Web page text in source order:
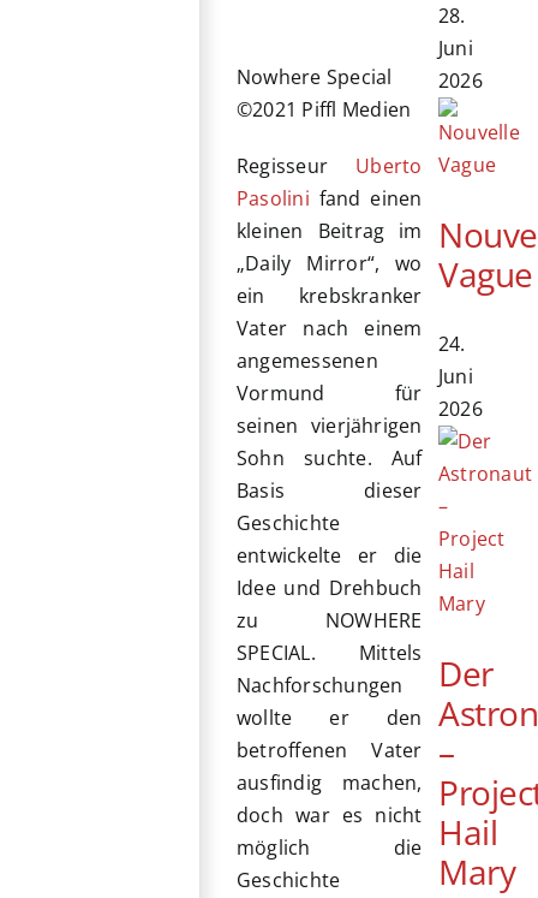
Nowhere Special
©2021 Piffl Medien
Regisseur Uberto
Pasolini fand einen
kleinen Beitrag im
„Daily Mirror“, wo
ein krebskranker
Vater nach einem
angemessenen
Vormund für
seinen vierjährigen
Sohn suchte. Auf
Basis dieser
Geschichte
entwickelte er die
Idee und Drehbuch
zu NOWHERE
SPECIAL. Mittels
Nachforschungen
wollte er den
betroffenen Vater
ausfindig machen,
doch war es nicht
möglich die
Geschichte
28.
Juni
2026
Vague
24.
Juni
2026
Der
–
Hail
Mary